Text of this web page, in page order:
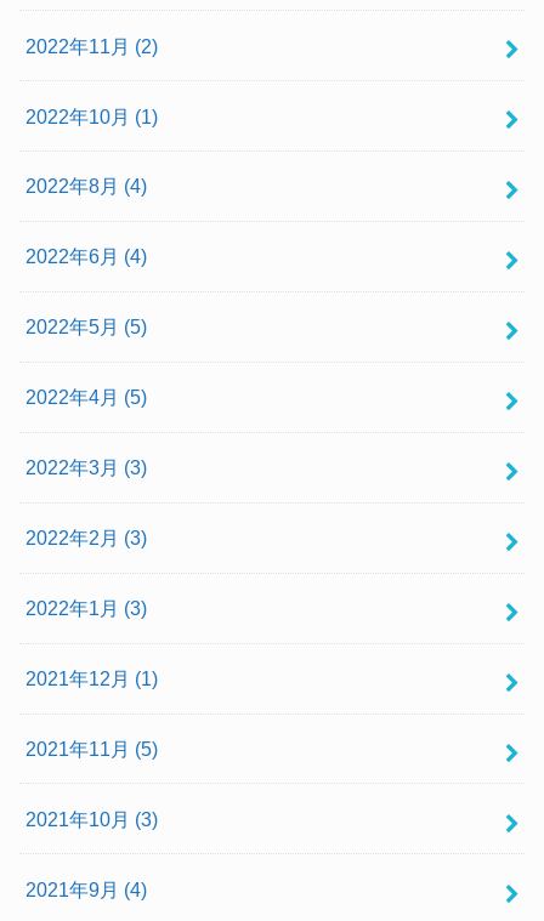
2022年11月 (2)
2022年10月 (1)
2022年8月 (4)
2022年6月 (4)
2022年5月 (5)
2022年4月 (5)
2022年3月 (3)
2022年2月 (3)
2022年1月 (3)
2021年12月 (1)
2021年11月 (5)
2021年10月 (3)
2021年9月 (4)